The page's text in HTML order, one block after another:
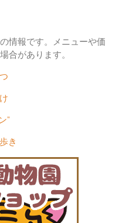
情報です。メニューや価
合があります。
"
き